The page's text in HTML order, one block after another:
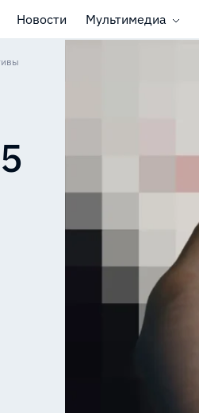
Новости Мультимедиа